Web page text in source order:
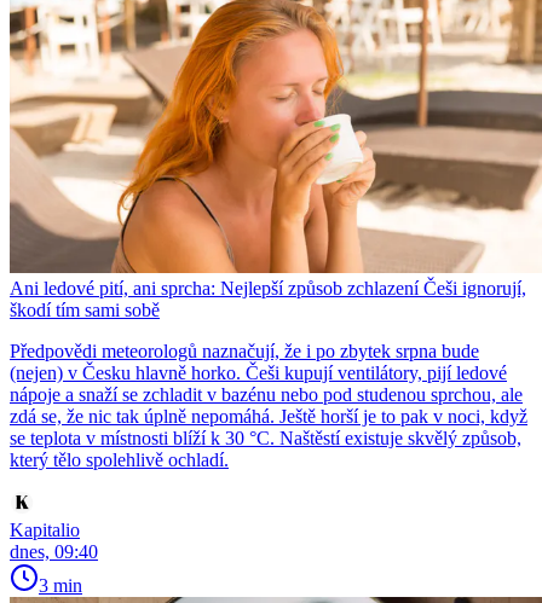
Ani ledové pití, ani sprcha: Nejlepší způsob zchlazení Češi ignorují,
škodí tím sami sobě
Předpovědi meteorologů naznačují, že i po zbytek srpna bude
(nejen) v Česku hlavně horko. Češi kupují ventilátory, pijí ledové
nápoje a snaží se zchladit v bazénu nebo pod studenou sprchou, ale
zdá se, že nic tak úplně nepomáhá. Ještě horší je to pak v noci, když
se teplota v místnosti blíží k 30 °C. Naštěstí existuje skvělý způsob,
který tělo spolehlivě ochladí.
Kapitalio
dnes, 09:40
3 min